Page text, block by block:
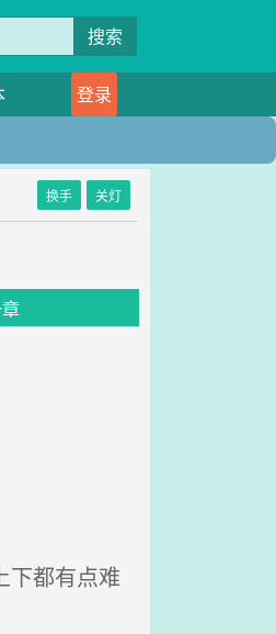
搜索
登录
换手 关灯
下都有点难